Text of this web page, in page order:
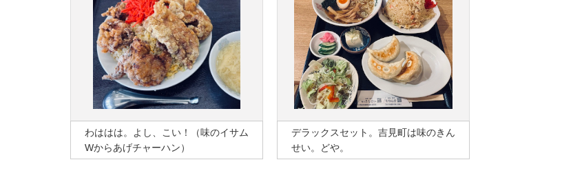
わははは。よし、こい！（味のイサム
Wからあげチャーハン）
デラックスセット。吉見町は味のきん
せい。どや。